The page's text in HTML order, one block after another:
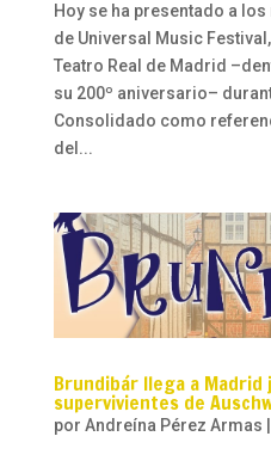
Hoy se ha presentado a
de Universal Music
Teatro Real de Madrid
su 200º aniversario–
Consolidado como
del...
Brundibár llega a Madrid
supervivientes de
por Andreína Pérez Armas